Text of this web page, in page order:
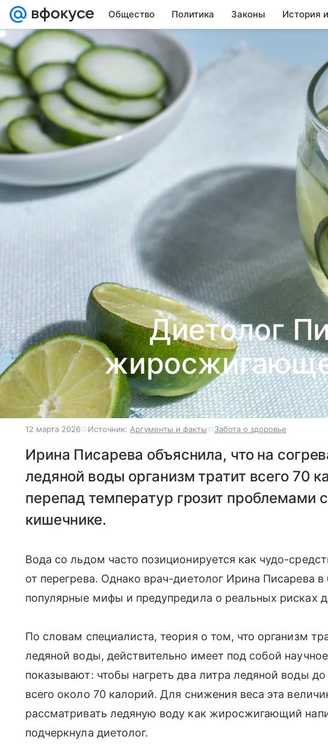
Общество Политика Законы История
Диетолог
12 марта 2026 Источник: Аргументы и факты Забота о здоровье
Ирина Писарева объяснила, что на
ледяной воды организм тратит всего 70
перепад температур грозит проблемами
кишечнике.
Вода со льдом часто позиционируется как чудо-
от перегрева. Однако врач-диетолог Ирина Писарева в
популярные мифы и предупредила о реальных рисках
По словам специалиста, теория о том, что организм
ледяной воды, действительно имеет под собой
показывают: чтобы нагреть два литра ледяной воды
всего около 70 калорий. Для снижения веса эта
рассматривать ледяную воду как жиросжигающий
подчеркнула диетолог.